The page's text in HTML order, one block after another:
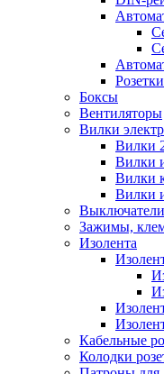
Боксы
Вентиляторы
Вилки
Вилки
Вилки
Вилки
Вилки
Зажимы,
Изолента
Кабельные
Колодки